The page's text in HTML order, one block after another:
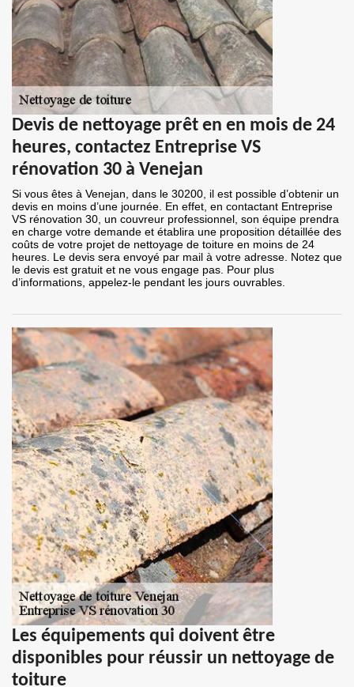
Devis de nettoyage prêt en en mois de 24
heures, contactez Entreprise VS
rénovation 30 à Venejan
Si vous êtes à Venejan, dans le 30200, il est possible d’obtenir un
devis en moins d’une journée. En effet, en contactant Entreprise
VS rénovation 30, un couvreur professionnel, son équipe prendra
en charge votre demande et établira une proposition détaillée des
coûts de votre projet de nettoyage de toiture en moins de 24
heures. Le devis sera envoyé par mail à votre adresse. Notez que
le devis est gratuit et ne vous engage pas. Pour plus
d’informations, appelez-le pendant les jours ouvrables.
Les équipements qui doivent être
disponibles pour réussir un nettoyage de
toiture